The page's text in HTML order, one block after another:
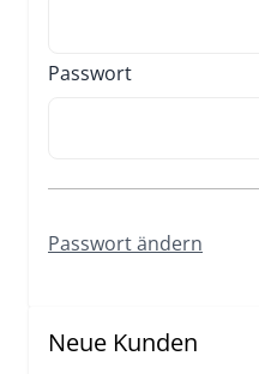
Passwort
Passwort ändern
Neue Kunden